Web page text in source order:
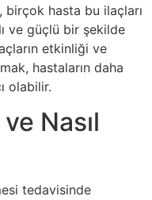
birçok hasta bu ilaçları
ve güçlü bir şekilde
etkinliği ve
hastaların daha
olabilir.
Nasıl
tedavisinde